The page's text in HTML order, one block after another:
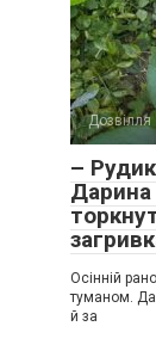
Дозвілля
–
Дарина
Осінній
туманом.
й за